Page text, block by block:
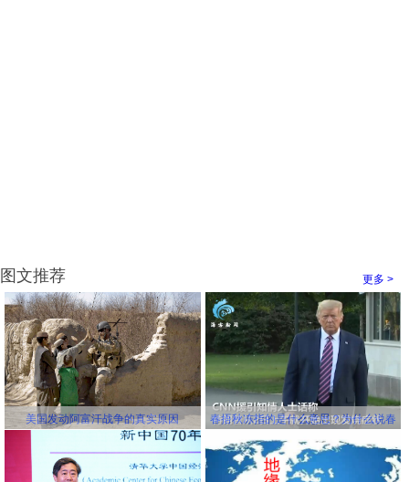
更多 >
图文推荐
美国发动阿富汗战争的真实原因
春捂秋冻指的是什么意思？为什么说春
杂病